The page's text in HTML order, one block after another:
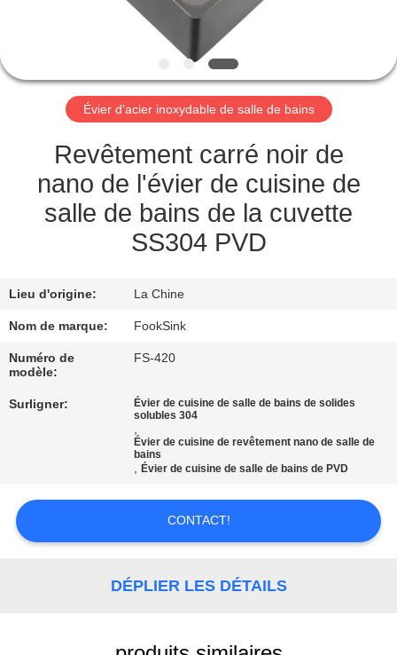
DE
QUALITÉ
CONTACTEZ-
NOUS
DEMANDEZ
CITATION
PLAN
DU
SITE
POLICY
Évier d'acier inoxydable de salle de bains
Revêtement carré noir de
nano de l'évier de cuisine de
salle de bains de la cuvette
SS304 PVD
Lieu d'origine: La Chine
Nom de marque: FookSink
Numéro de
modèle:
FS-420
Surligner:
Évier de cuisine de salle de bains de solides
solubles 304
,
Évier de cuisine de revêtement nano de salle de
bains
,Évier de cuisine de salle de bains de PVD
CONTACT!
DÉPLIER LES DÉTAILS